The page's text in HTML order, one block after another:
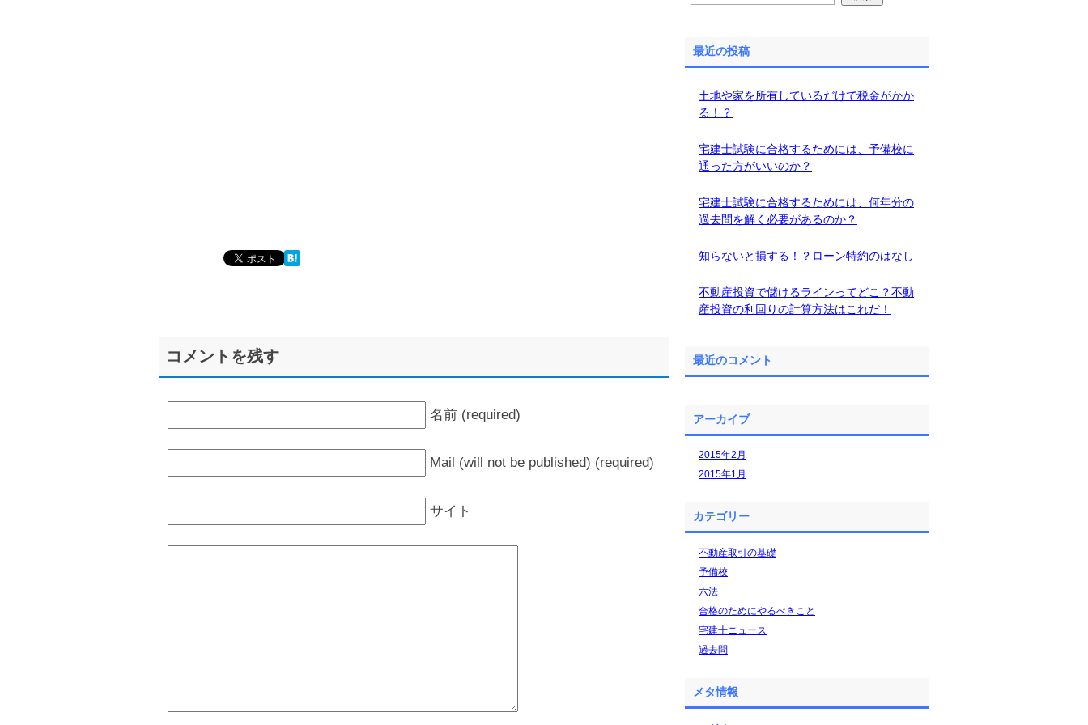
コメントを残す
名前 (required)
Mail (will not be published) (required)
サイト
最近の投稿
土地や家を所有しているだけで税金がかか
る！？
宅建士試験に合格するためには、予備校に
通った方がいいのか？
宅建士試験に合格するためには、何年分の
過去問を解く必要があるのか？
知らないと損する！？ローン特約のはなし
不動産投資で儲けるラインってどこ？不動
産投資の利回りの計算方法はこれだ！
最近のコメント
アーカイブ
2015年2月
2015年1月
カテゴリー
不動産取引の基礎
予備校
六法
合格のためにやるべきこと
宅建士ニュース
過去問
メタ情報